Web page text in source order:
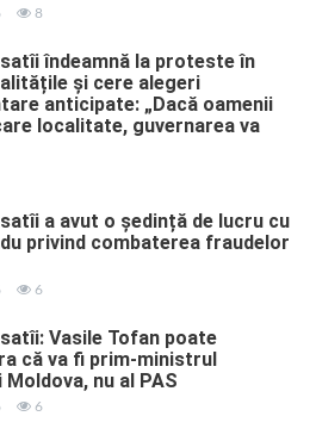
8
îndeamnă la proteste în
și cere alegeri
anticipate: „Dacă oamenii
localitate, guvernarea va
a avut o ședință de lucru cu
privind combaterea fraudelor
6
Vasile Tofan poate
că va fi prim-ministrul
Moldova, nu al PAS
6